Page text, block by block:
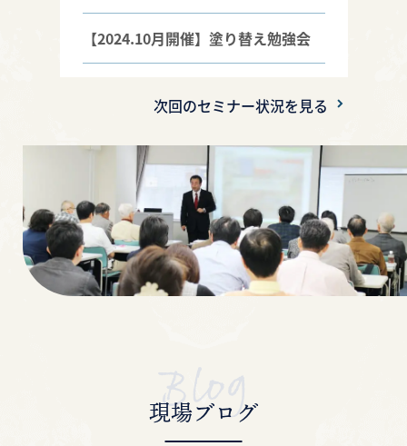
【2024.10月開催】塗り替え勉強会
【2024.4月開催】塗り替え勉強会
【2024.3月開催】塗り替え勉強会
【2024.1月開催】塗り替え勉強会
【2023.10月開催②】塗り替え勉強会
【2023年10月開催】塗り替え勉強会
次回のセミナー状況を見る
現場ブログ